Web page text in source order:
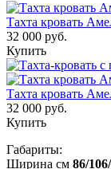
Тахта кровать
32 000 руб.
Купить
Тахта кровать
32 000 руб.
Купить
Габариты:
Ширина см 86/